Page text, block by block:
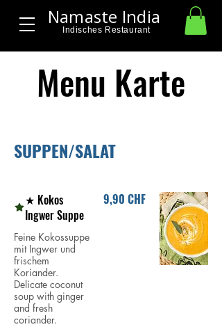
Namaste India
Indisches Restaurant
Menu Karte
SUPPEN/SALAT
★ Kokos
Ingwer Suppe
Feine Kokossuppe
mit Ingwer und
frischem
Koriander.
Delicate coconut
soup with ginger
and fresh
coriander.
9,90 CHF